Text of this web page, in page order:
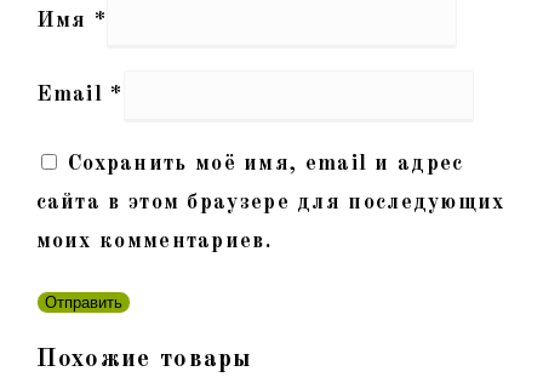
Имя *
Email *
Сохранить моё имя, email и адрес
сайта в этом браузере для последующих
моих комментариев.
Похожие товары